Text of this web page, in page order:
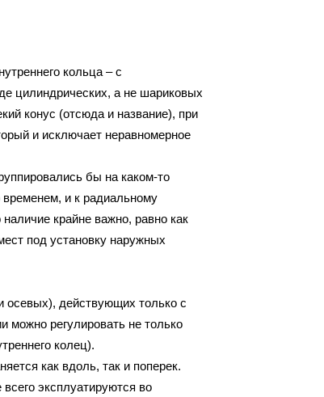
кольца – с
цилиндрических, а не шариковых
конус (отсюда и название), при
и исключает неравномерное
бы на каком-то
временем, и к радиальному
крайне важно, равно как
под установку наружных
осевых), действующих только с
можно регулировать не только
колец).
как вдоль, так и поперек.
эксплуатируются во